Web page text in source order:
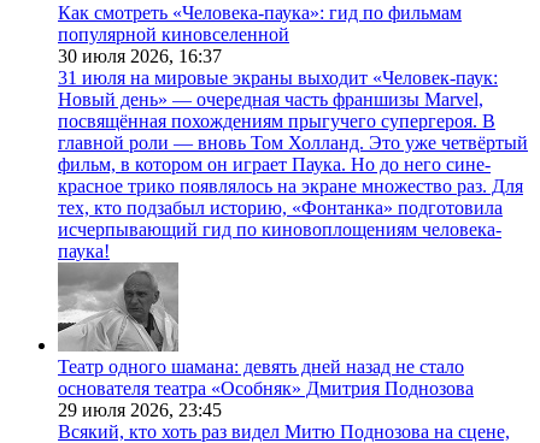
Как смотреть «Человека-паука»: гид по фильмам
популярной киновселенной
30 июля 2026, 16:37
31 июля на мировые экраны выходит «Человек-паук:
Новый день» — очередная часть франшизы Marvel,
посвящённая похождениям прыгучего супергероя. В
главной роли — вновь Том Холланд. Это уже четвёртый
фильм, в котором он играет Паука. Но до него сине-
красное трико появлялось на экране множество раз. Для
тех, кто подзабыл историю, «Фонтанка» подготовила
исчерпывающий гид по киновоплощениям человека-
паука!
Театр одного шамана: девять дней назад не стало
основателя театра «Особняк» Дмитрия Поднозова
29 июля 2026, 23:45
Всякий, кто хоть раз видел Митю Поднозова на сцене,